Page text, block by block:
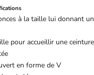
à la taille lui donnant un
pour accueillir une ceinture
en forme de V